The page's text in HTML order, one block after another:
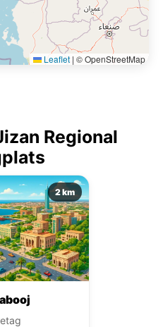
Leaflet | © OpenStreetMap
Regional
2 km